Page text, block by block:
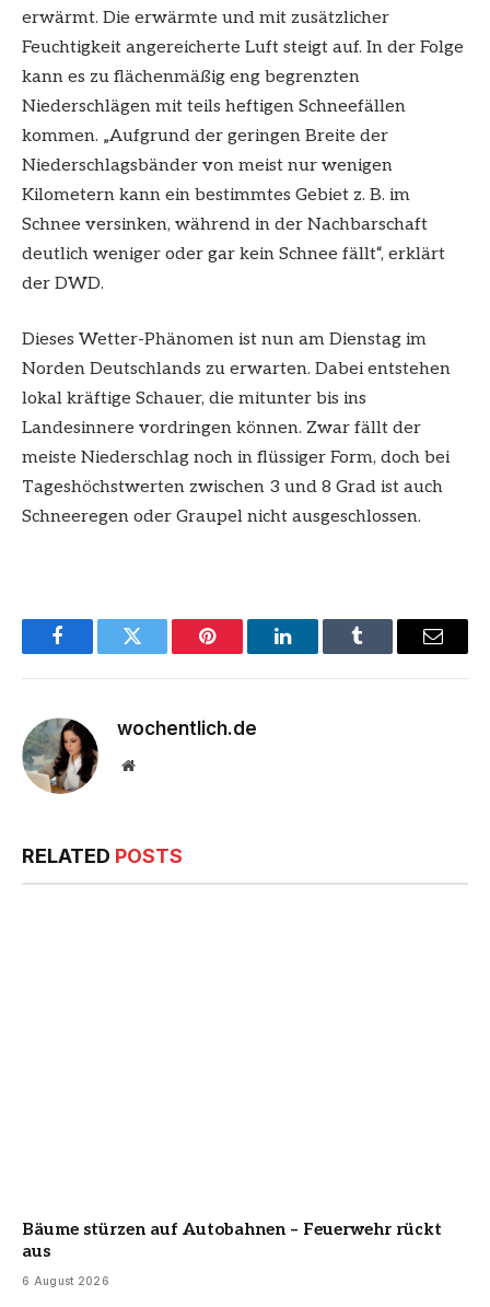
erwärmt. Die erwärmte und mit zusätzlicher
Feuchtigkeit angereicherte Luft steigt auf. In der Folge
kann es zu flächenmäßig eng begrenzten
Niederschlägen mit teils heftigen Schneefällen
kommen. „Aufgrund der geringen Breite der
Niederschlagsbänder von meist nur wenigen
Kilometern kann ein bestimmtes Gebiet z. B. im
Schnee versinken, während in der Nachbarschaft
deutlich weniger oder gar kein Schnee fällt“, erklärt
der DWD.
Dieses Wetter-Phänomen ist nun am Dienstag im
Norden Deutschlands zu erwarten. Dabei entstehen
lokal kräftige Schauer, die mitunter bis ins
Landesinnere vordringen können. Zwar fällt der
meiste Niederschlag noch in flüssiger Form, doch bei
Tageshöchstwerten zwischen 3 und 8 Grad ist auch
Schneeregen oder Graupel nicht ausgeschlossen.
FacebookTwitter Pinterest LinkedInTumblr Email
wochentlich.de
Website
RELATED POSTS
Bäume stürzen auf Autobahnen – Feuerwehr rückt
aus
6 August 2026